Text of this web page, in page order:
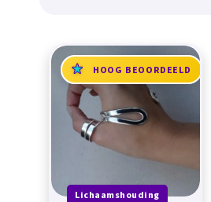
HOOG BEOORDEELD
Lichaamshouding